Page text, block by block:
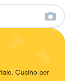
Cucino per